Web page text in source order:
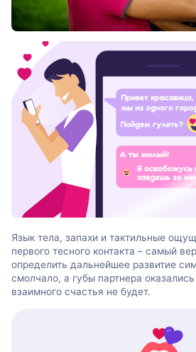
Язык тела, запахи и тактильные
первого тесного контакта – самый
определить дальнейшее развитие
смолчало, а губы партнера
взаимного счастья не будет.